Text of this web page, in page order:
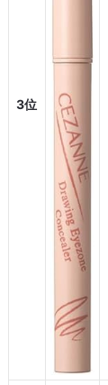
3位